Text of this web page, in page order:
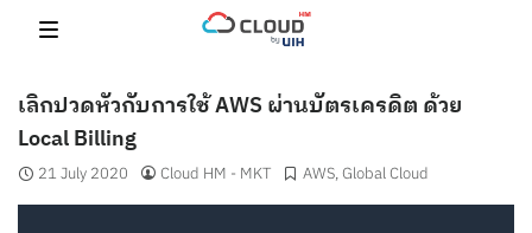
เลิกปวดหัวกับการใช้ AWS ผ่านบัตรเครดิต ด้วย
Local Billing
21 July 2020 Cloud HM - MKT AWS,Global Cloud